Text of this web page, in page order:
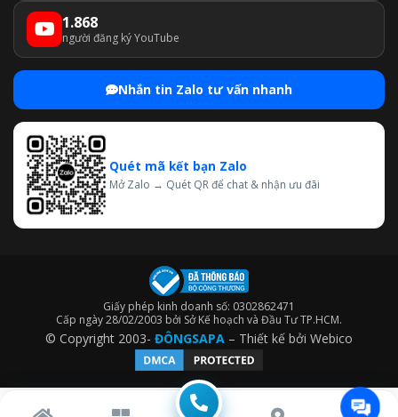
1.868
người đăng ký YouTube
Nhắn tin Zalo tư vấn nhanh
Quét mã kết bạn Zalo
Mở Zalo → Quét QR để chat & nhận ưu đãi
Giấy phép kinh doanh số: 0302862471
Cấp ngày 28/02/2003 bởi Sở Kế hoạch và Đầu Tư TP.HCM.
© Copyright 2003- ĐÔNGSAPA – Thiết kế bởi Webico